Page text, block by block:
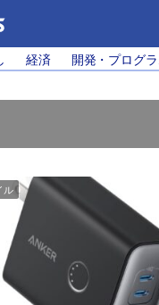
経済 開発・プログ
ル